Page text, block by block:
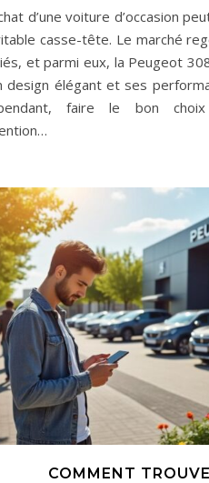
d’une voiture d’occasion
casse-tête. Le marché
et parmi eux, la Peugeot
design élégant et ses
faire le bon
COMMENT